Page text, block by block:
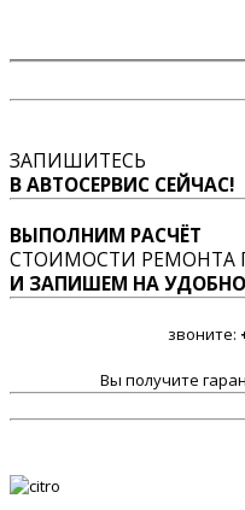
ЗАПИШИТЕСЬ
В АВТОСЕРВИС СЕЙЧАС!
ВЫПОЛНИМ РАСЧЁТ
СТОИМОСТИ РЕМОНТА
И ЗАПИШЕМ НА
звоните:
Вы получите